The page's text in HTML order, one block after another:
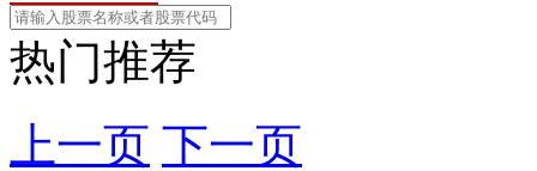
热门推荐
上一页 下一页